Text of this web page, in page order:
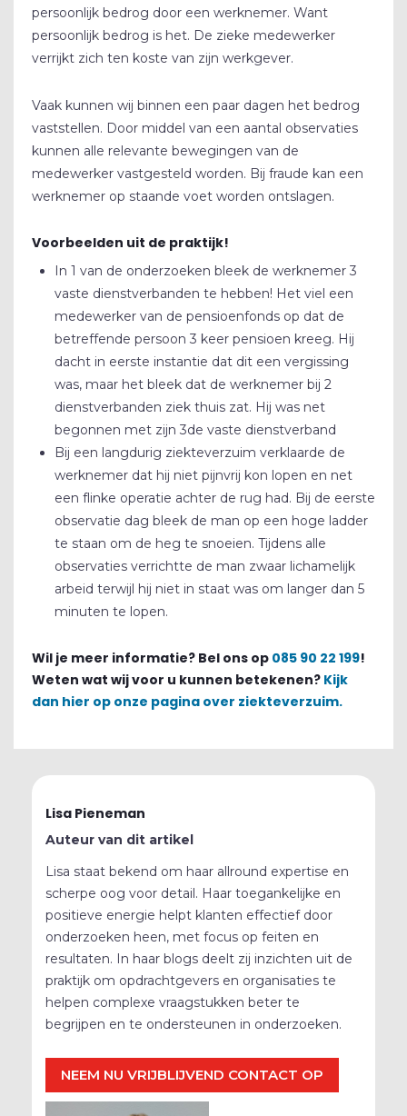
VACATURES
CONTACT
BLOG
BEDRIJFSRECHERCHE
GELUIDSMETINGEN
OPLEIDINGEN
persoonlijk bedrog door een werknemer. Want
persoonlijk bedrog is het. De zieke medewerker
verrijkt zich ten koste van zijn werkgever.
Vaak kunnen wij binnen een paar dagen het bedrog
vaststellen. Door middel van een aantal observaties
kunnen alle relevante bewegingen van de
medewerker vastgesteld worden. Bij fraude kan een
werknemer op staande voet worden ontslagen.
Voorbeelden uit de praktijk!
In 1 van de onderzoeken bleek de werknemer 3
vaste dienstverbanden te hebben! Het viel een
medewerker van de pensioenfonds op dat de
betreffende persoon 3 keer pensioen kreeg. Hij
dacht in eerste instantie dat dit een vergissing
was, maar het bleek dat de werknemer bij 2
dienstverbanden ziek thuis zat. Hij was net
begonnen met zijn 3de vaste dienstverband
Bij een langdurig ziekteverzuim verklaarde de
werknemer dat hij niet pijnvrij kon lopen en net
een flinke operatie achter de rug had. Bij de eerste
observatie dag bleek de man op een hoge ladder
te staan om de heg te snoeien. Tijdens alle
observaties verrichtte de man zwaar lichamelijk
arbeid terwijl hij niet in staat was om langer dan 5
minuten te lopen.
Wil je meer informatie? Bel ons op 085 90 22 199!
Weten wat wij voor u kunnen betekenen? Kijk
dan hier op onze pagina over ziekteverzuim.
Lisa Pieneman
Auteur van dit artikel
Lisa staat bekend om haar allround expertise en
scherpe oog voor detail. Haar toegankelijke en
positieve energie helpt klanten effectief door
onderzoeken heen, met focus op feiten en
resultaten. In haar blogs deelt zij inzichten uit de
praktijk om opdrachtgevers en organisaties te
helpen complexe vraagstukken beter te
begrijpen en te ondersteunen in onderzoeken.
NEEM NU VRIJBLIJVEND CONTACT OP